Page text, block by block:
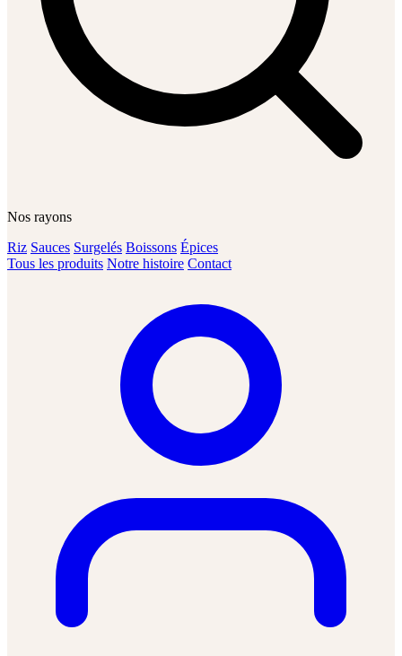
Nos rayons
Riz Sauces Surgelés Boissons Épices
Tous les produits Notre histoire Contact